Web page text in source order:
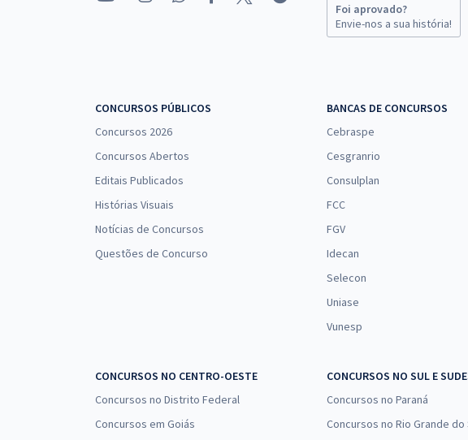
Foi aprovado?
Envie-nos a sua história!
CONCURSOS PÚBLICOS
Concursos 2026
Concursos Abertos
Editais Publicados
Histórias Visuais
Notícias de Concursos
Questões de Concurso
BANCAS DE CONCURSOS
Cebraspe
Cesgranrio
Consulplan
FCC
FGV
Idecan
Selecon
Uniase
Vunesp
CONCURSOS NO CENTRO-OESTE
Concursos no Distrito Federal
Concursos em Goiás
CONCURSOS NO SUL E
Concursos no Paraná
Concursos no Rio Grande do